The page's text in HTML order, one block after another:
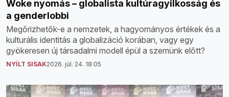
Woke nyomás – globalista kultúragyilkosság és
a genderlobbi
Megőrizhetők-e a nemzetek, a hagyományos értékek és a
kulturális identitás a globalizáció korában, vagy egy
gyökeresen új társadalmi modell épül a szemünk előtt?
NYÍLT SISAK2026. júl. 24. 18:05